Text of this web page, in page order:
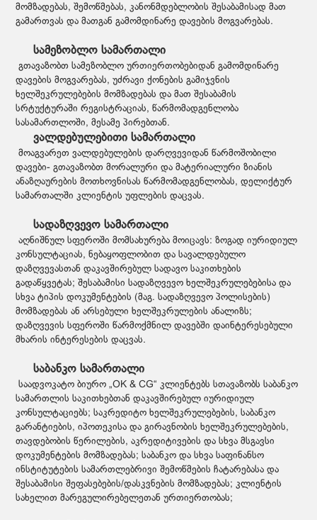
მომზადებას, შემოწმებას, კანონმდებლობის შესაბამისად მათ
გამართვას და მათგან გამომდინარე დავების მოგვარებას.
სამეზობლო სამართალი
გთავაზობთ სამეზობლო ურთიერთობებიდან გამომდინარე
დავების მოგვარებას, უძრავი ქონების გამიჯვნის
ხელშეკრულებების მომზადებას და მათ შესაბამის
სრტუქტურაში რეგისტრაციას, წარმომადგენლობა
სასამართლოში, მესამე პირებთან.
ვალდებულებითი სამართალი
მოაგვარეთ ვალდებულების დარღვევიდან წარმოშობილი
დავები- გთავაზობთ მორალური და მატერიალური ზიანის
ანაზღაურების მოთხოვნისას წარმომადგენლობას, დელიქტურ
სამართალში კლიენტის უფლების დაცვას.
სადაზღვევო სამართალი
აღნიშნულ სფეროში მომსახურება მოიცავს: ზოგად იურიდიულ
კონსულტაციას, ნებაყოფლობით და სავალდებულო
დაზღვევასთან დაკავშირებულ სადავო საკითხების
გადაწყვეტას; შესაბამისი სადაზღვევო ხელშეკრულებებისა და
სხვა ტიპის დოკუმენტების (მაგ. სადაზღვევო პოლისების)
მომზადებას ან არსებული ხელშეკრულების ანალიზს;
დაზღვევის სფეროში წარმოქმნილ დავებში დაინტერესებული
მხარის ინტერესების დაცვას.
საბანკო სამართალი
საადვოკატო ბიურო „OK & CG“ კლიენტებს სთავაზობს საბანკო
სამართლის საკითხებთან დაკავშირებულ იურიდიულ
კონსულტაციებს; საკრედიტო ხელშეკრულებების, საბანკო
გარანტიების, იპოთეკისა და გირავნობის ხელშეკრულებების,
თავდებობის წერილების, აკრედიტივების და სხვა მსგავსი
დოკუმენტების მომზადებას; საბანკო და სხვა საფინანსო
ინსტიტუტების სამართლებრივი შემოწმების ჩატარებასა და
შესაბამისი შეფასებების/დასკვნების მომზადებას; კლიენტის
სახელით მარეგულირებელეთან ურთიერთობას;